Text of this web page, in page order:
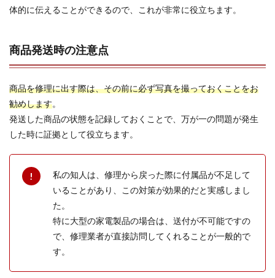
体的に伝えることができるので、これが非常に役立ちます。
商品発送時の注意点
商品を修理に出す際は、その前に必ず写真を撮っておくことをお
勧めします。
発送した商品の状態を記録しておくことで、万が一の問題が発生
した時に証拠として役立ちます。
私の知人は、修理から戻った際に付属品が不足して
いることがあり、この対策が効果的だと実感しまし
た。
特に大型の家電製品の場合は、送付が不可能ですの
で、修理業者が直接訪問してくれることが一般的で
す。